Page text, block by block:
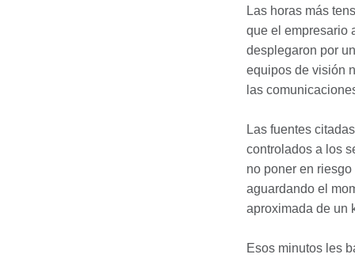
Las horas más
que el empresario
desplegaron por
equipos de visión
las
Las fuentes
controlados a los
no poner en
aguardando el
aproximada de un
Esos minutos les